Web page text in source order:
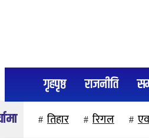
गृहपृष्ठ राजनीति
तिहार रिगल